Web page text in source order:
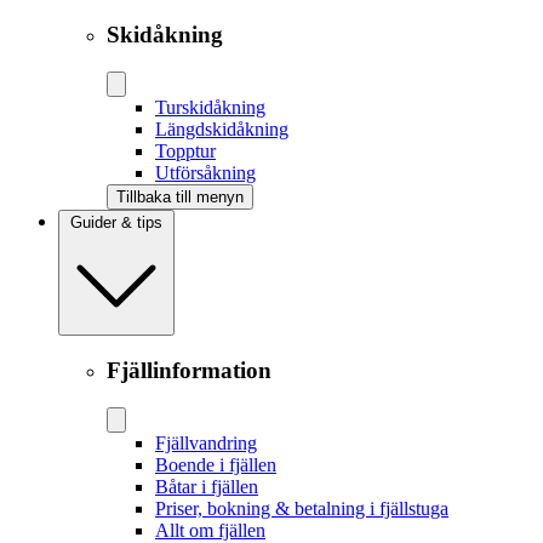
Skidåkning
Tur­skidåkning
Längd­skidåkning
Topptur
Utförsåkning
Tillbaka till menyn
Guider & tips
Fjällinformation
Fjällvandring
Boende i fjällen
Båtar i fjällen
Priser, bokning & betalning i fjällstuga
Allt om fjällen